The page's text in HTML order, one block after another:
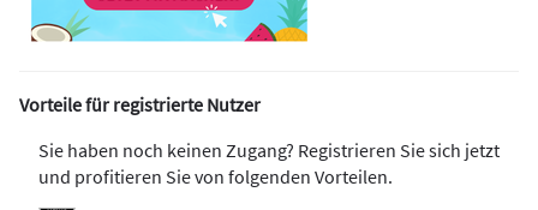
Vorteile für registrierte Nutzer
Sie haben noch keinen Zugang? Registrieren Sie sich jetzt
und profitieren Sie von folgenden Vorteilen.